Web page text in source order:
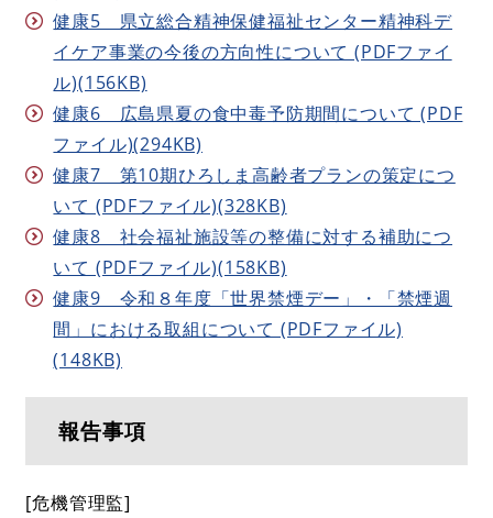
健康5 県立総合精神保健福祉センター精神科デ
イケア事業の今後の方向性について (PDFファイ
ル)(156KB)
健康6 広島県夏の食中毒予防期間について (PDF
ファイル)(294KB)
健康7 第10期ひろしま高齢者プランの策定につ
いて (PDFファイル)(328KB)
健康8 社会福祉施設等の整備に対する補助につ
いて (PDFファイル)(158KB)
健康9 令和８年度「世界禁煙デー」・「禁煙週
間」における取組について (PDFファイル)
(148KB)
報告事項
[危機管理監]